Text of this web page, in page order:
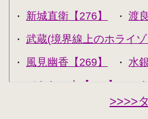
・ 新城直衛【276】 ・ 渡
・ 武蔵(境界線上のホライゾ
・ 風見幽香【269】 ・ 水
できない夫【262】
セシリア・オルコット【
>>>>